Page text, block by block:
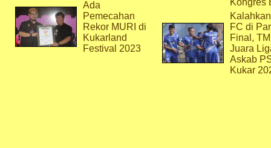
Ada
Pemecahan
Rekor MURI di
Kukarland
Festival 2023
Kongres
FC di
Final,
Juara
Askab
Kukar